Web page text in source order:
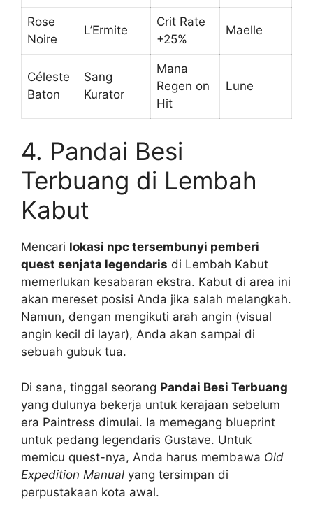
Rose
Noire
L’Ermite
Crit Rate
+25%
Maelle
Céleste
Baton
Sang
Kurator
Mana
Regen on
Hit
Lune
4. Pandai Besi
Terbuang di Lembah
Kabut
Mencari lokasi npc tersembunyi pemberi
quest senjata legendaris di Lembah Kabut
memerlukan kesabaran ekstra. Kabut di area ini
akan mereset posisi Anda jika salah melangkah.
Namun, dengan mengikuti arah angin (visual
angin kecil di layar), Anda akan sampai di
sebuah gubuk tua.
Di sana, tinggal seorang Pandai Besi Terbuang
yang dulunya bekerja untuk kerajaan sebelum
era Paintress dimulai. Ia memegang blueprint
untuk pedang legendaris Gustave. Untuk
memicu quest-nya, Anda harus membawa Old
Expedition Manual yang tersimpan di
perpustakaan kota awal.